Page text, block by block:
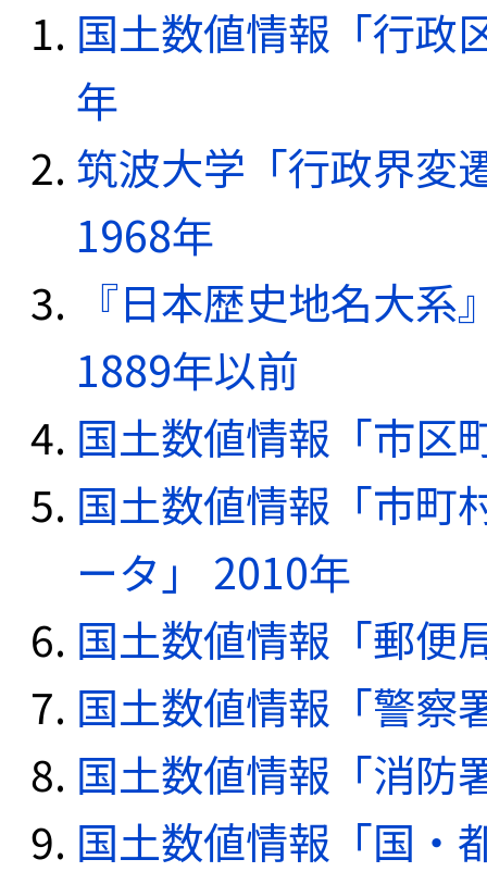
国土数値情報「行政
年
筑波大学「行政界変
1968年
『日本歴史地名大
1889年以前
国土数値情報「市区
国土数値情報「市町
ータ」 2010年
国土数値情報「郵便
国土数値情報「警察
国土数値情報「消防
国土数値情報「国・